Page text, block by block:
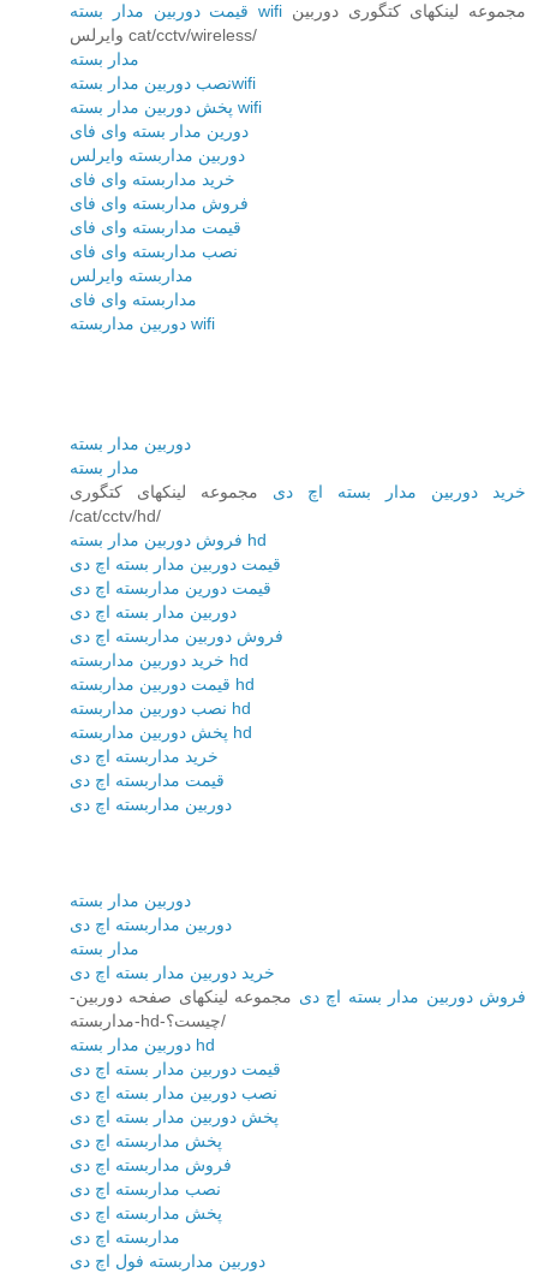
قیمت دوربین مدار بسته wifi
وایرلس cat/cctv/wireless/
مدار بسته
نصب دوربین مدار بستهwifi
پخش دوربین مدار بسته wifi
دورین مدار بسته وای فای
دوربین مداربسته وایرلس
خرید مداربسته وای فای
فروش مداربسته وای فای
قیمت مداربسته وای فای
نصب مداربسته وای فای
مداربسته وایرلس
مداربسته وای فای
دوربین مداربسته wifi
دوربین مدار بسته
مدار بسته
خرید دوربین مدار بسته اچ دی مجموعه لینکهای کتگوری
/cat/cctv/hd/
فروش دوربین مدار بسته hd
قیمت دوربین مدار بسته اچ دی
قیمت دورین مداربسته اچ دی
دوربین مدار بسته اچ دی
فروش دوربین مداربسته اچ دی
خرید دوربین مداربسته hd
قیمت دوربین مداربسته hd
نصب دوربین مداربسته hd
پخش دوربین مداربسته hd
خرید مداربسته اچ دی
قیمت مداربسته اچ دی
دوربین مداربسته اچ دی
دوربین مدار بسته
دوربین مداربسته اچ دی
مدار بسته
خرید دوربین مدار بسته اچ دی
فروش دوربین مدار بسته اچ دی مجموعه لینکهای صفحه دوربین-
مداربسته-hd-چیست؟/
دوربین مدار بسته hd
قیمت دوربین مدار بسته اچ دی
نصب دوربین مدار بسته اچ دی
پخش دوربین مدار بسته اچ دی
پخش مداربسته اچ دی
فروش مداربسته اچ دی
نصب مداربسته اچ دی
پخش مداربسته اچ دی
مداربسته اچ دی
دوربین مداربسته فول اچ دی